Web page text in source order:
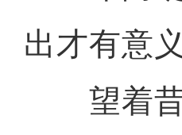
出才有意
望着昔